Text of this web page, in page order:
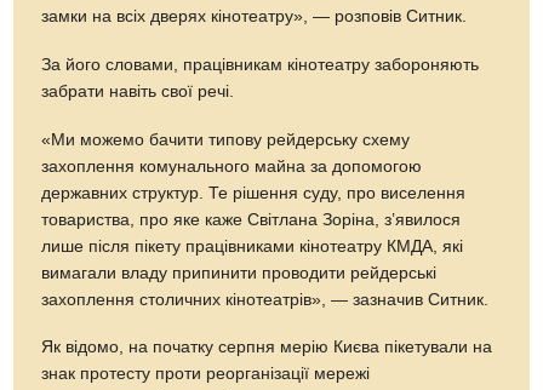
замки на всіх дверях кінотеатру», — розповів Ситник.
За його словами, працівникам кінотеатру забороняють
забрати навіть свої речі.
«Ми можемо бачити типову рейдерську схему
захоплення комунального майна за допомогою
державних структур. Те рішення суду, про виселення
товариства, про яке каже Світлана Зоріна, з’явилося
лише після пікету працівниками кінотеатру КМДА, які
вимагали владу припинити проводити рейдерські
захоплення столичних кінотеатрів», — зазначив Ситник.
Як відомо, на початку серпня мерію Києва пікетували на
знак протесту проти реорганізації мережі